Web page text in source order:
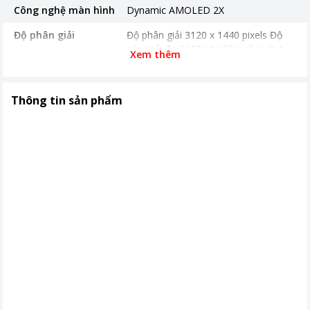
Công nghệ màn hình
Dynamic AMOLED 2X
Độ phân giải
Độ phân giải 3120 x 1440 pixels Độ
sáng tối đa 2600 nits Tần số quét 1-
120Hz
Xem thêm
Thông tin sản phẩm